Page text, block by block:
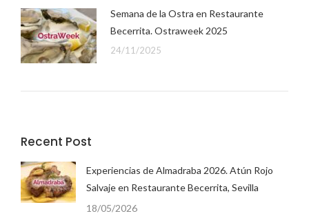
Semana de la Ostra en Restaurante
Becerrita. Ostraweek 2025
24/11/2025
Recent Post
Experiencias de Almadraba 2026. Atún Rojo
Salvaje en Restaurante Becerrita, Sevilla
18/05/2026